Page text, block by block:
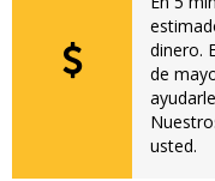
dinero.
de
usted.